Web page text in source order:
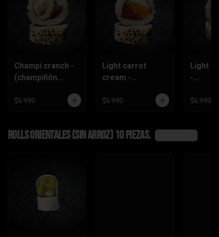
Champi cranch -
(champiñón
crema,pimentón)
$6.990
Light carrot
cream -
tempura,
$6.990
Light
-
,queso
$6.990
Rolls Orientales (SIN ARROZ) 10 piezas.